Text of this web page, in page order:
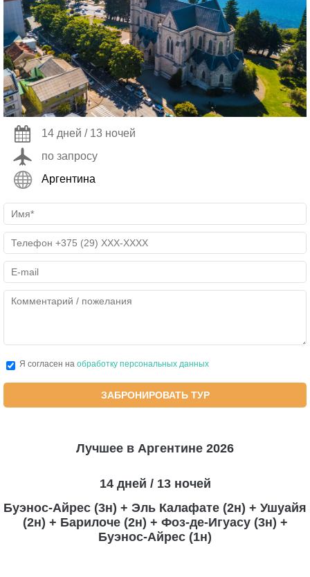
14 дней / 13 ночей
по запросу
Аргентина
Я согласен на обработку персональных данных
ЗАБРОНИРОВАТЬ ТУР
Лучшее в Аргентине 2026
14 дней / 13 ночей
Буэнос-Айрес (3н) + Эль Калафате (2н) + Ушуайя
(2н) + Барилоче (2н) + Фоз-де-Игуасу (3н) +
Буэнос-Айрес (1н)